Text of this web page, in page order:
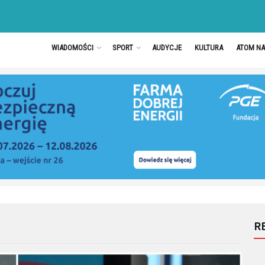
WIADOMOŚCI SPORT AUDYCJE KULTURA ATOM